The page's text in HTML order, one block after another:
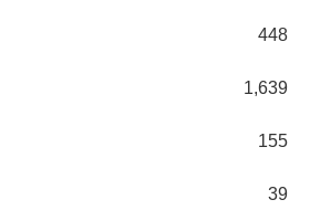
448
1,639
155
39